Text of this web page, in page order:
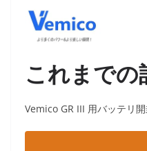
これまでの
Vemico GR III 用バッテリ